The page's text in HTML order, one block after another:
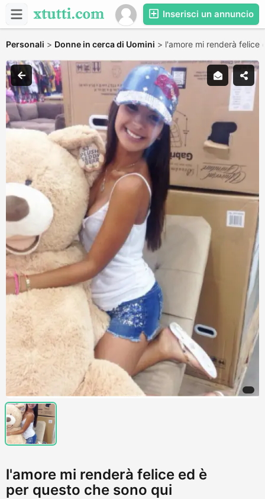
Inserisci un annuncio
Personali > Donne in cerca di Uomini > l'amore mi renderà
l'amore mi renderà felice ed è
per questo che sono qui